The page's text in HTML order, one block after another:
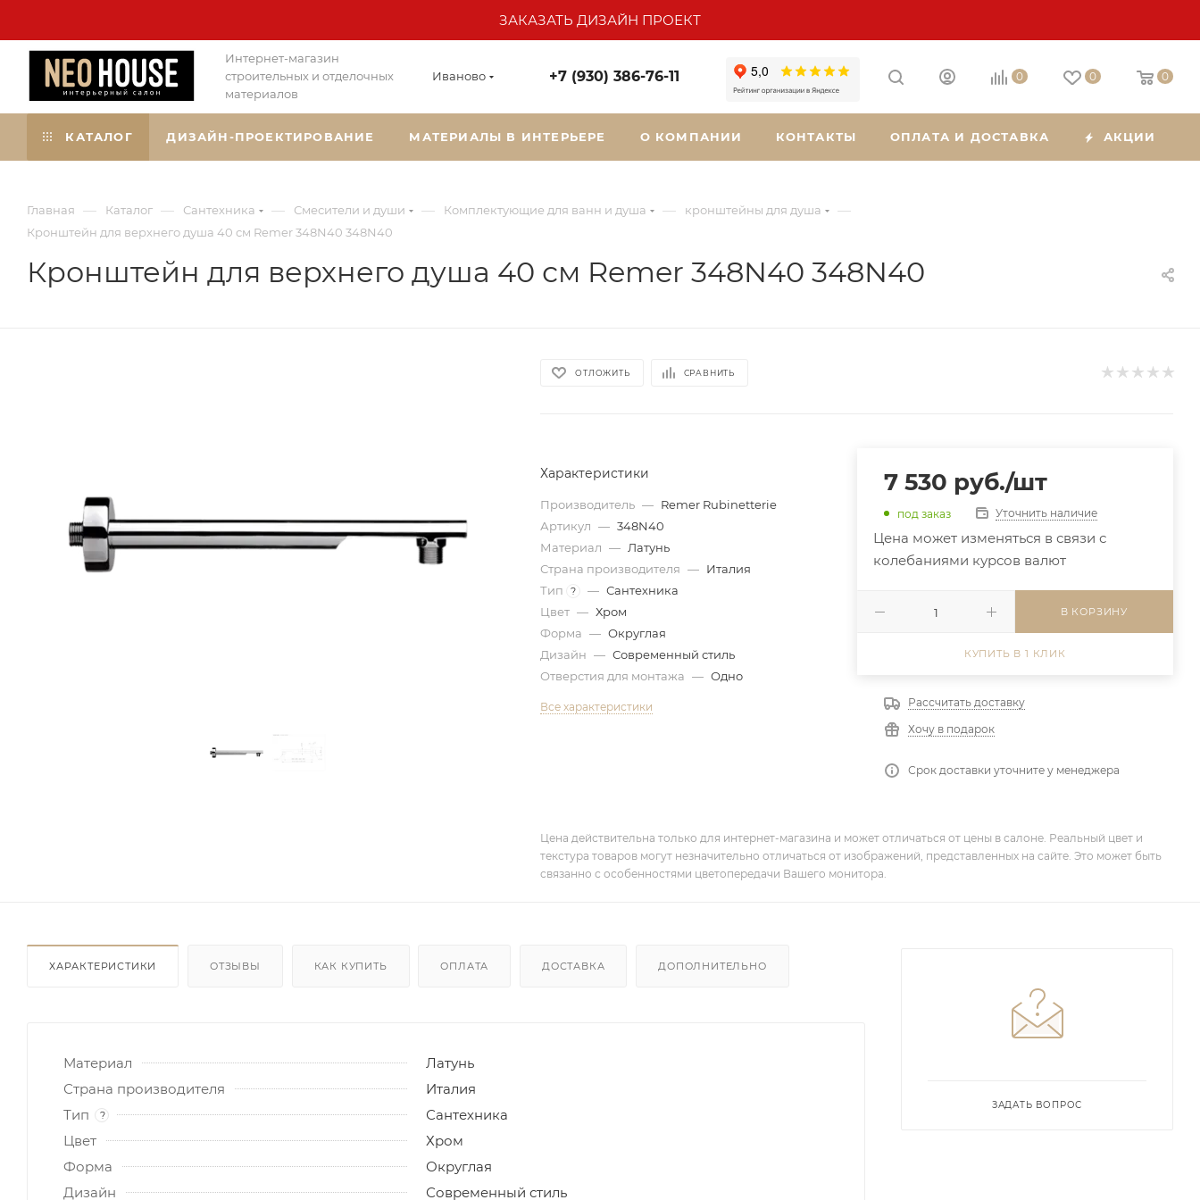
ЗАКАЗАТЬ ДИЗАЙН ПРОЕКТ
Интернет-магазин
строительных и отделочных
материалов
Иваново +7 (930) 386-76-11 0 0 0
КАТАЛОГ ДИЗАЙН-ПРОЕКТИРОВАНИЕ МАТЕРИАЛЫ В ИНТЕРЬЕРЕ О КОМПАНИИ КОНТАКТЫ ОПЛАТА И ДОСТАВКА АКЦИИ
Главная — Каталог — Сантехника — Смесители и души — Комплектующие для ванн и душа — кронштейны для душа —
Кронштейн для верхнего душа 40 см Remer 348N40 348N40
Кронштейн для верхнего душа 40 см Remer 348N40 348N40
ОТЛОЖИТЬ СРАВНИТЬ
Характеристики
Производитель — Remer Rubinetterie
Артикул — 348N40
Материал — Латунь
Страна производителя — Италия
Тип
? — Сантехника
Цвет — Хром
Форма — Округлая
Дизайн — Современный стиль
Отверстия для монтажа — Одно
Все характеристики
7 530 руб./шт
под заказ Уточнить наличие
Цена может изменяться в связи с
колебаниями курсов валют
В КОРЗИНУ
КУПИТЬ В 1 КЛИК
Рассчитать доставку
Хочу в подарок
Срок доставки уточните у менеджера
Цена действительна только для интернет-магазина и может отличаться от цены в салоне. Реальный цвет и
текстура товаров могут незначительно отличаться от изображений, представленных на сайте. Это может быть
связанно с особенностями цветопередачи Вашего монитора.
ХАРАКТЕРИСТИКИ ОТЗЫВЫ КАК КУПИТЬ ОПЛАТА ДОСТАВКА ДОПОЛНИТЕЛЬНО
Материал
Латунь
Страна производителя
Италия
Тип
?
Сантехника
Цвет
Хром
Форма
Округлая
Дизайн
Современный стиль
ЗАДАТЬ ВОПРОС